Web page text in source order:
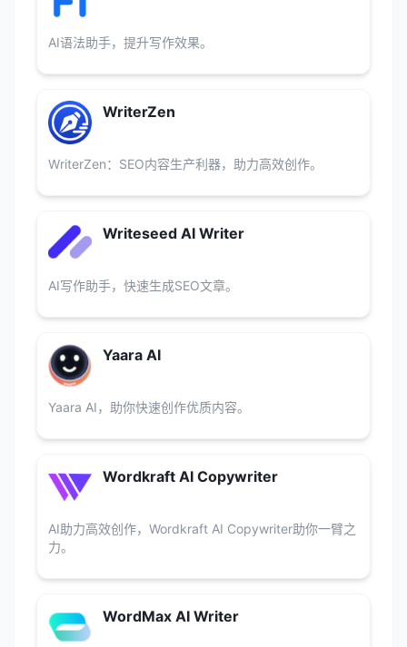
AI语法助手，提升写作效果。
WriterZen
WriterZen：SEO内容生产利器，助力高效创作。
Writeseed AI Writer
AI写作助手，快速生成SEO文章。
Yaara AI
Yaara AI，助你快速创作优质内容。
Wordkraft AI Copywriter
AI助力高效创作，Wordkraft AI Copywriter助你一臂之
力。
WordMax AI Writer